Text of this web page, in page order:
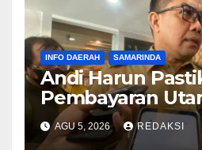
INFO DAERAH SAMARINDA
Andi Harun
Pembayaran
Samarinda
Tanpa Bebani
AGU 5, 2026 REDAKSI